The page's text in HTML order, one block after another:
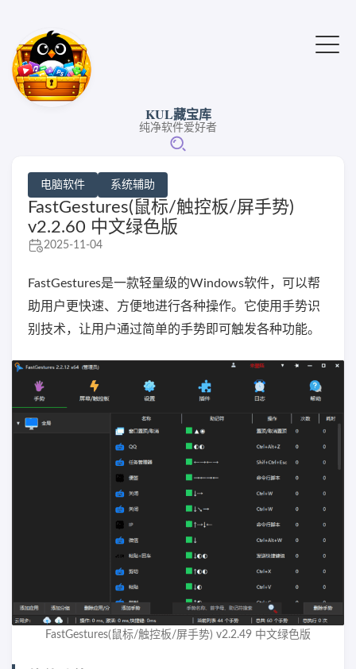
KUL藏宝库
纯净软件爱好者
电脑软件 系统辅助
FastGestures(鼠标/触控板/屏手势)
v2.2.60 中文绿色版
2025-11-04
FastGestures是一款轻量级的Windows软件，可以帮
助用户更快速、方便地进行各种操作。它使用手势识
别技术，让用户通过简单的手势即可触发各种功能。
FastGestures(鼠标/触控板/屏手势) v2.2.49 中文绿色版